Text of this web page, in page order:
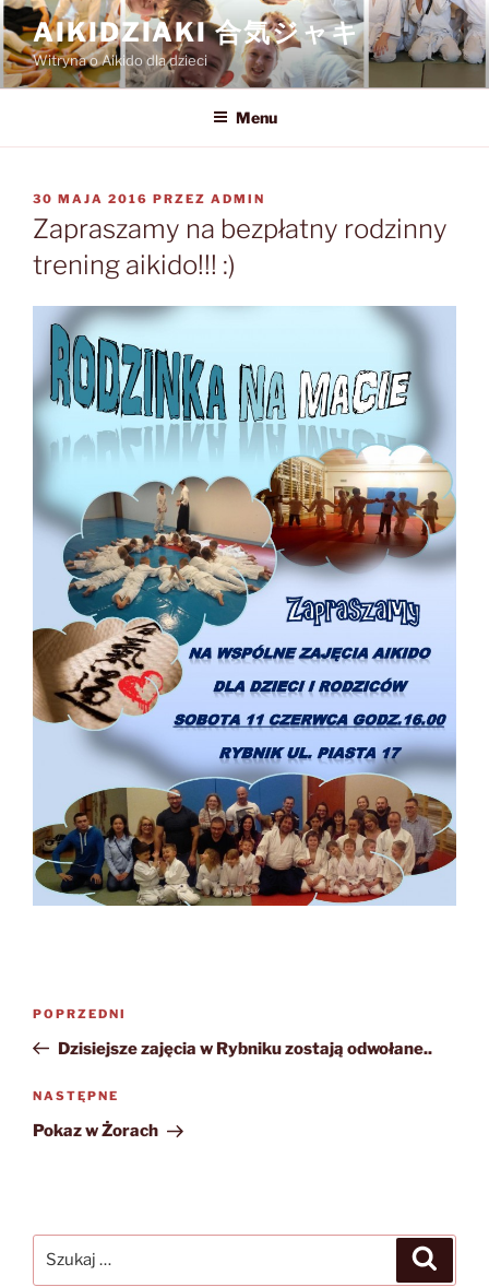
Przejdź
do
treści
AIKIDZIAKI 合気ジャキ
Witryna o Aikido dla dzieci
Menu
OPUBLIKOWANE
W
30 MAJA 2016 PRZEZ ADMIN
Zapraszamy na bezpłatny rodzinny
trening aikido!!! :)
Poprzedni
wpis
POPRZEDNI
Dzisiejsze zajęcia w Rybniku zostają odwołane..
Następny
wpis
NASTĘPNE
Pokaz w Żorach